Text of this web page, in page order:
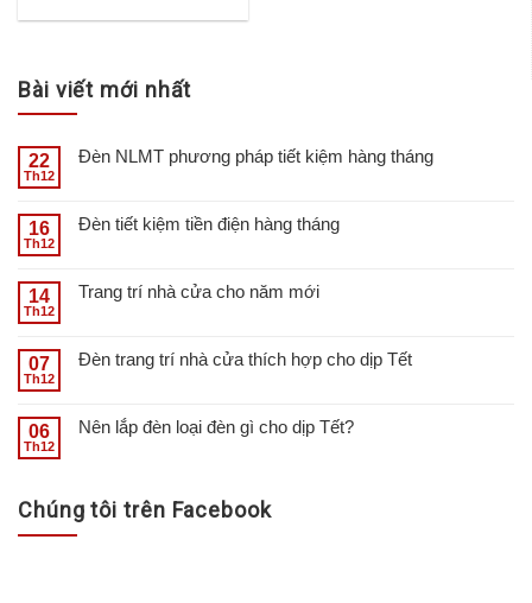
sao
Bài viết mới nhất
22
Th12
Đèn NLMT phương pháp tiết kiệm hàng tháng
16
Th12
Đèn tiết kiệm tiền điện hàng tháng
14
Th12
Trang trí nhà cửa cho năm mới
07
Th12
Đèn trang trí nhà cửa thích hợp cho dịp Tết
06
Th12
Nên lắp đèn loại đèn gì cho dịp Tết?
Chúng tôi trên Facebook